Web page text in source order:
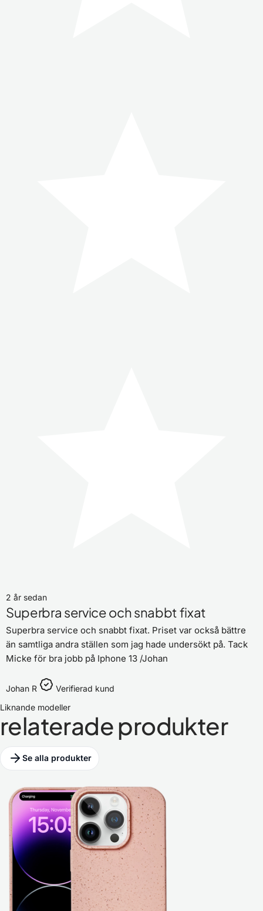
2 år sedan
Superbra service och snabbt fixat
Superbra service och snabbt fixat. Priset var också bättre
än samtliga andra ställen som jag hade undersökt på. Tack
Micke för bra jobb på Iphone 13 /Johan
Johan R
Verifierad kund
Liknande modeller
relaterade produkter
Se alla produkter